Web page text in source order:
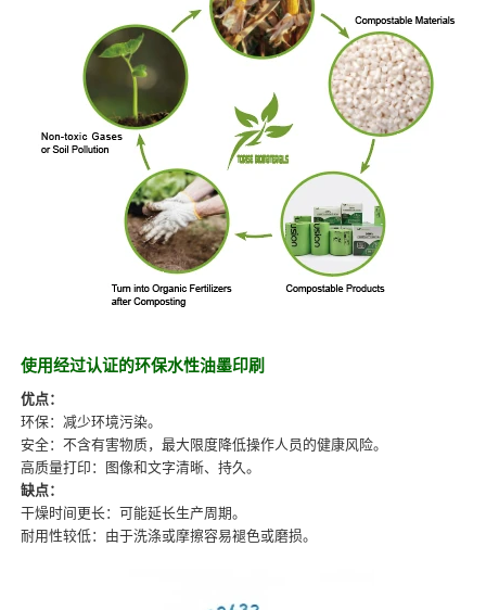
使用经过认证的环保水性油墨印刷
优点：
环保：减少环境污染。
安全：不含有害物质，最大限度降低操作人员的健康风险。
高质量打印：图像和文字清晰、持久。
缺点：
干燥时间更长：可能延长生产周期。
耐用性较低：由于洗涤或摩擦容易褪色或磨损。